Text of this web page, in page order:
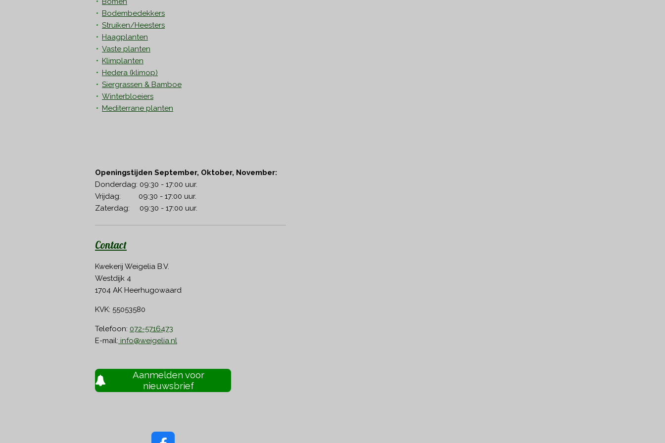
Bodembedekkers
Struiken/Heesters
Haagplanten
Vaste planten
Klimplanten
Hedera (klimop)
Siergrassen & Bamboe
Winterbloeiers
Mediterrane planten
Openingstijden September, Oktober, November:
Donderdag: 09:30 - 17:00 uur.
Vrijdag: 09:30 - 17:00 uur.
Zaterdag: 09:30 - 17:00 uur.
Contact
Kwekerij Weigelia B.V.
Westdijk 4
1704 AK Heerhugowaard
KVK: 55053580
Telefoon: 072-5716473
E-mail: info@weigelia.nl
Aanmelden voor
nieuwsbrief